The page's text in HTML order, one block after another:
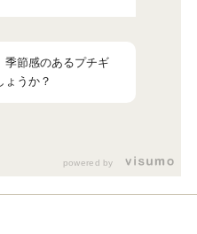
季節感のあるプチギ
powered by